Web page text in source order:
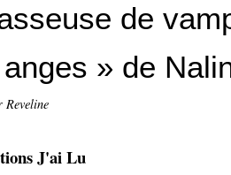
de
» de
Reveline
J'ai Lu